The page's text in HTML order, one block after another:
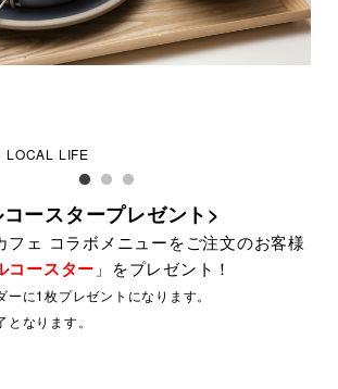
LOCAL LIFE
ースタープレゼント>
フェ コラボメニューをご注文のお客様
コースター 」をプレゼント！
に1枚プレゼントになります。
なります。